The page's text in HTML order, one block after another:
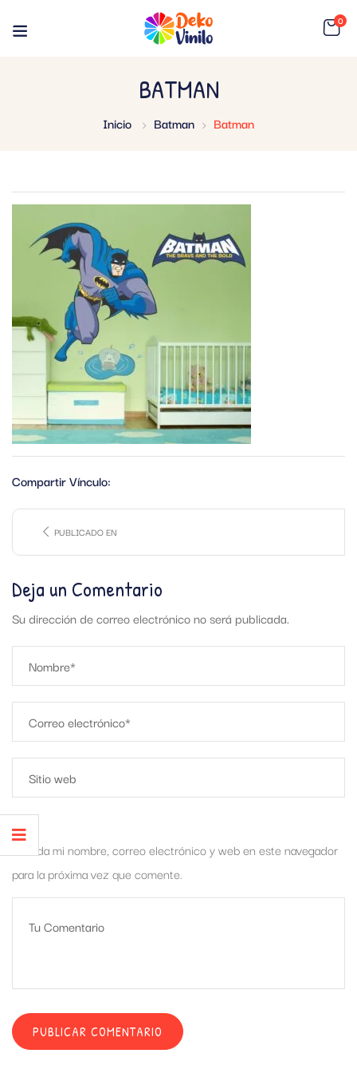
0
BATMAN
Inicio Batman Batman
Compartir Vínculo:
PUBLICADO EN
Deja un Comentario
Su dirección de correo electrónico no será publicada.
Guarda mi nombre, correo electrónico y web en este navegador
para la próxima vez que comente.